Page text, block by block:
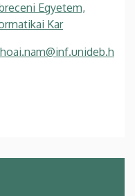
Egyetem,
Kar